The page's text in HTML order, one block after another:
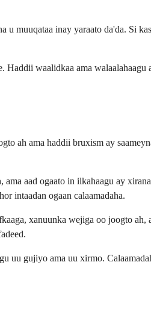
muuqataa inay yaraato da'da. Si
waalidkaa ama
ah ama haddii bruxism ay
aad ogaato in ilkahaagu ay
intaadan ogaan calaamadaha.
xanuunka wejiga oo joogto
uu gujiyo ama uu xirmo.